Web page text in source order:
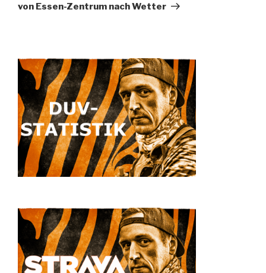
von Essen-Zentrum nach Wetter